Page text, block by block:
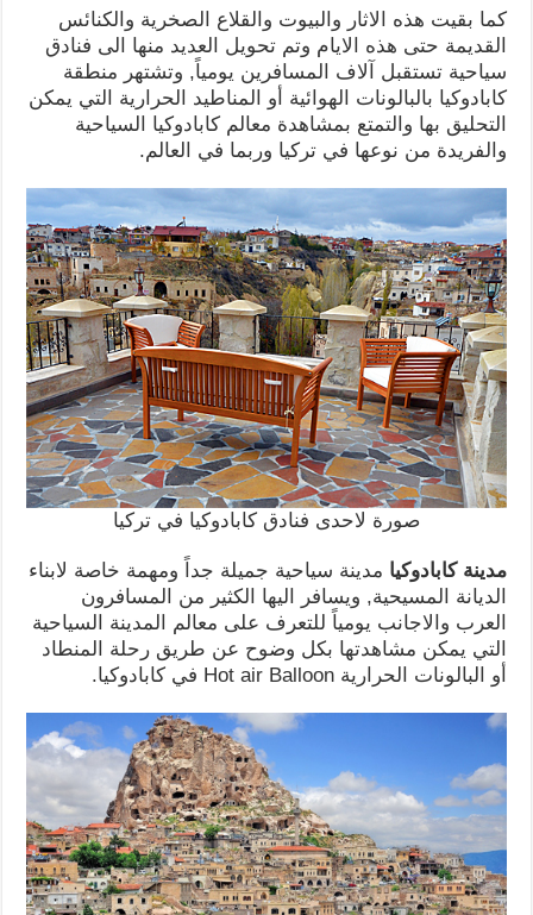
كما بقيت هذه الاثار والبيوت والقلاع الصخرية والكنائس
القديمة حتى هذه الايام وتم تحويل العديد منها الى فنادق
سياحية تستقبل آلاف المسافرين يومياً, وتشتهر منطقة
كابادوكيا بالبالونات الهوائية أو المناطيد الحرارية التي يمكن
التحليق بها والتمتع بمشاهدة معالم كابادوكيا السياحية
والفريدة من نوعها في تركيا وربما في العالم.
صورة لاحدى فنادق كابادوكيا في تركيا
مدينة كابادوكيا مدينة سياحية جميلة جداً ومهمة خاصة لابناء
الديانة المسيحية, ويسافر اليها الكثير من المسافرون
العرب والاجانب يومياً للتعرف على معالم المدينة السياحية
التي يمكن مشاهدتها بكل وضوح عن طريق رحلة المنطاد
أو البالونات الحرارية Hot air Balloon في كابادوكيا.